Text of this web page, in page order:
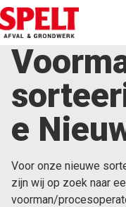
Afvalinzameling
Containers huren
e
Voor onze nieuwe
zijn wij op zoek naar
voorman/